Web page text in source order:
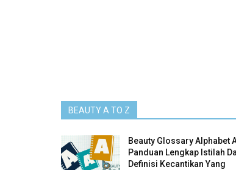
BEAUTY A TO Z
Beauty Glossary Alphabet
Panduan Lengkap Istilah
Definisi Kecantikan Yang